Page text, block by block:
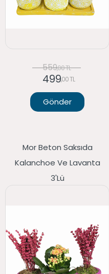
559,00 TL
499,00 TL
Gönder
Mor Beton Saksıda
Kalanchoe Ve Lavanta
3'lü